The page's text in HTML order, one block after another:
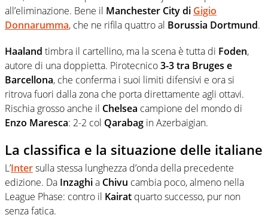
all’eliminazione. Bene il Manchester City di Gigio
Donnarumma, che ne rifila quattro al Borussia Dortmund.
Haaland timbra il cartellino, ma la scena è tutta di Foden,
autore di una doppietta. Pirotecnico3-3 tra Bruges e
Barcellona, che conferma i suoi limiti difensivi e ora si
ritrova fuori dalla zona che porta direttamente agli ottavi.
Rischia grosso anche il Chelsea campione del mondo di
Enzo Maresca: 2-2 col Qarabag in Azerbaigian.
La classifica e la situazione delle italiane
L’Intersulla stessa lunghezza d’onda della precedente
edizione. Da Inzaghia Chivu cambia poco, almeno nella
League Phase: contro il Kairat quarto successo, pur non
senza fatica.